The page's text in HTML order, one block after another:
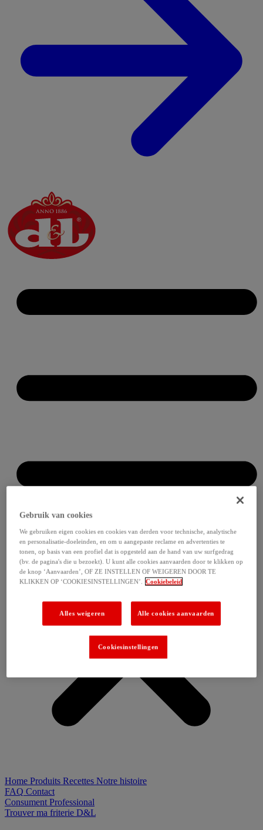
Home Produits Recettes Notre histoire
FAQ Contact
Consument Professional
Trouver ma friterie D&L
Gebruik van cookies
We gebruiken eigen cookies en cookies van derden voor technische, analytische
en personalisatie-doeleinden, en om u aangepaste reclame en advertenties te
tonen, op basis van een profiel dat is opgesteld aan de hand van uw surfgedrag
(bv. de pagina's die u bezoekt). U kunt alle cookies aanvaarden door te klikken op
de knop ‘Aanvaarden’, OF ZE INSTELLEN OF WEIGEREN DOOR TE
KLIKKEN OP ‘COOKIESINSTELLINGEN’. Cookiebeleid
Alles weigeren Alle cookies aanvaarden
Cookiesinstellingen